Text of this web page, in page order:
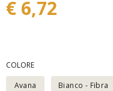
€ 6,72
COLORE
Avana
Bianco - Fibra